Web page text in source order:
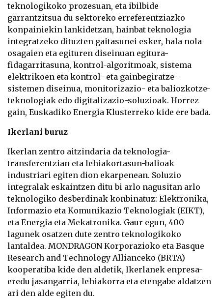
teknologikoko prozesuan, eta ibilbide
garrantzitsua du sektoreko erreferentziazko
konpainiekin lankidetzan, hainbat teknologia
integratzeko dituzten gaitasunei esker, hala nola
osagaien eta egituren diseinuan egitura-
fidagarritasuna, kontrol-algoritmoak, sistema
elektrikoen eta kontrol- eta gainbegiratze-
sistemen diseinua, monitorizazio- eta baliozkotze-
teknologiak edo digitalizazio-soluzioak. Horrez
gain, Euskadiko Energia Klusterreko kide ere bada.
Ikerlani buruz
Ikerlan zentro aitzindaria da teknologia-
transferentzian eta lehiakortasun-balioak
industriari egiten dion ekarpenean. Soluzio
integralak eskaintzen ditu bi arlo nagusitan arlo
teknologiko desberdinak konbinatuz: Elektronika,
Informazio eta Komunikazio Teknologiak (EIKT),
eta Energia eta Mekatronika. Gaur egun, 400
lagunek osatzen dute zentro teknologikoko
lantaldea. MONDRAGON Korporazioko eta Basque
Research and Technology Allianceko (BRTA)
kooperatiba kide den aldetik, Ikerlanek enpresa-
eredu jasangarria, lehiakorra eta etengabe aldatzen
ari den alde egiten du.